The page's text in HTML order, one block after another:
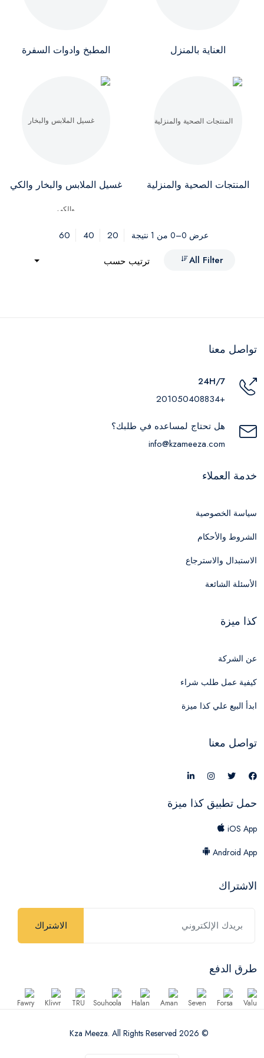
العناية بالمنزل المطبخ وادوات السفرة
المنتجات الصحية والمنزلية غسيل الملابس والبخار والكي
عرض 0–0 من 1 نتيجة 20
40
60
All Filter
ترتيب حسب
تواصل معنا
24H/7
+201050408834
هل تحتاج لمساعده في طلبك؟
info@kzameeza.com
خدمة العملاء
سياسة الخصوصية
الشروط والأحكام
الاستبدال والاسترجاع
الأسئلة الشائعة
كذا ميزة
عن الشركة
كيفية عمل طلب شراء
ابدأ البيع علي كذا ميزة
تواصل معنا
حمل تطبيق كذا ميزة
iOS App
Android App
الاشتراك
الاشتراك
طرق الدفع
© 2026 Kza Meeza. All Rights Reserved